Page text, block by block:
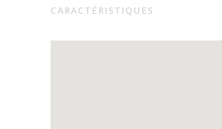
CARACTÉRISTIQUES